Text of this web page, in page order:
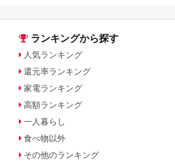
ランキングから探す
人気ランキング
還元率ランキング
家電ランキング
高額ランキング
一人暮らし
食べ物以外
その他のランキング